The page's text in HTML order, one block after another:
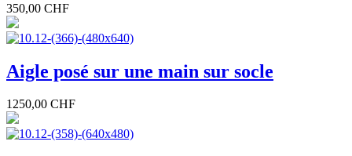
350,00 CHF
Aigle posé sur une main sur socle
1250,00 CHF